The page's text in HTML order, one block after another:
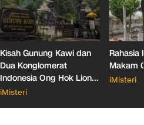
Kisah Gunung Kawi dan
Dua Konglomerat
Indonesia Ong Hok Liong
hingga Liem Sioe Liong
iMisteri
Rahasia
Makam
iMisteri